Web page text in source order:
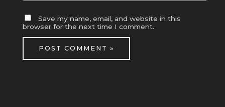
Save my name, email, and website in this
browser for the next time I comment.